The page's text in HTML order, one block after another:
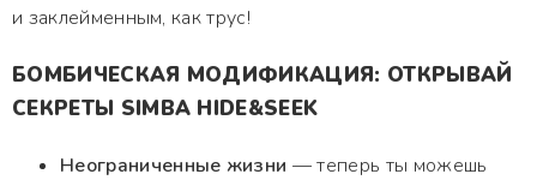
и заклейменным, как трус!
БОМБИЧЕСКАЯ МОДИФИКАЦИЯ: ОТКРЫВАЙ
СЕКРЕТЫ SIMBA HIDE&SEEK
Неограниченные жизни — теперь ты можешь